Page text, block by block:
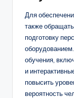
Для
также
подготовку
обучения,
и
повысить
вероятность